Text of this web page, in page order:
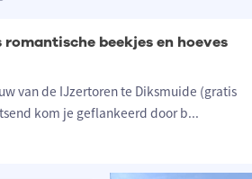
beekjes en hoeves
van de IJzertoren te Diksmuide (gratis
kom je geflankeerd door b...